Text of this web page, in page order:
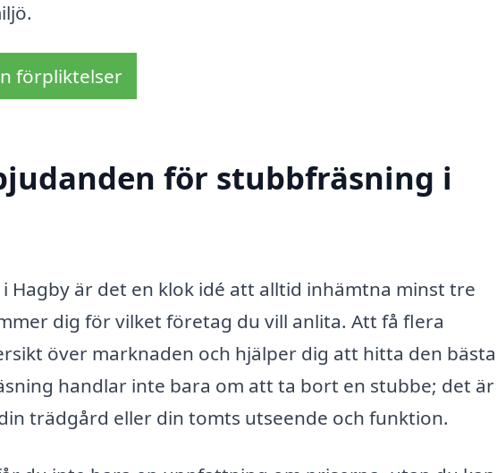
förpliktelser
för stubbfräsning i
Hagby är det en klok idé att alltid inhämtna minst tre
dig för vilket företag du vill anlita. Att få flera
över marknaden och hjälper dig att hitta den bästa
handlar inte bara om att ta bort en stubbe; det är
trädgård eller din tomts utseende och funktion.